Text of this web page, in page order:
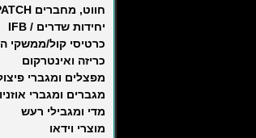
חווט, מחברים PATCH
יחידות שדרים / IFB
כרטיסי קול/ממשקי
כריזה ואינטרקום
מפצלים ומגברי
מגברים ומגברי
מדי ומגבילי רעש
מוצרי וידאו